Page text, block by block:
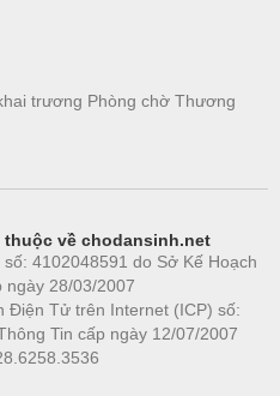
trương Phòng chờ Thương
thuộc về chodansinh.net
4102048591 do Sở Kế Hoạch
28/03/2007
Điện Tử trên Internet (ICP) số:
Tin cấp ngày 12/07/2007